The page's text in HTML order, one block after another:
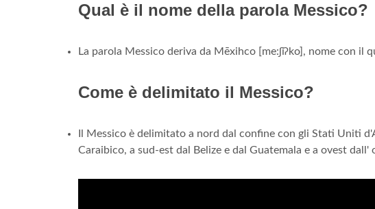
Qual è il nome della parola Messico?
La parola Messico deriva da Mēxihco [me:ʃiʔko], nome con il
Come è delimitato il Messico?
Il Messico è delimitato a nord dal confine con gli Stati Uniti
Caraibico, a sud-est dal Belize e dal Guatemala e a ovest dall'